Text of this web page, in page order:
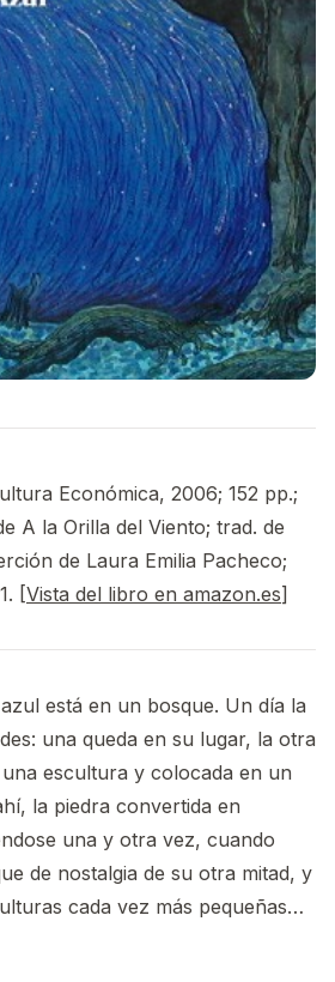
Económica, 2006; 152 pp.;
A la Orilla del Viento; trad. de
de Laura Emilia Pacheco;
[Vista del libro en amazon.es]
está en un bosque. Un día la
una queda en su lugar, la otra
escultura y colocada en un
la piedra convertida en
una y otra vez, cuando
de nostalgia de su otra mitad, y
cada vez más pequeñas…